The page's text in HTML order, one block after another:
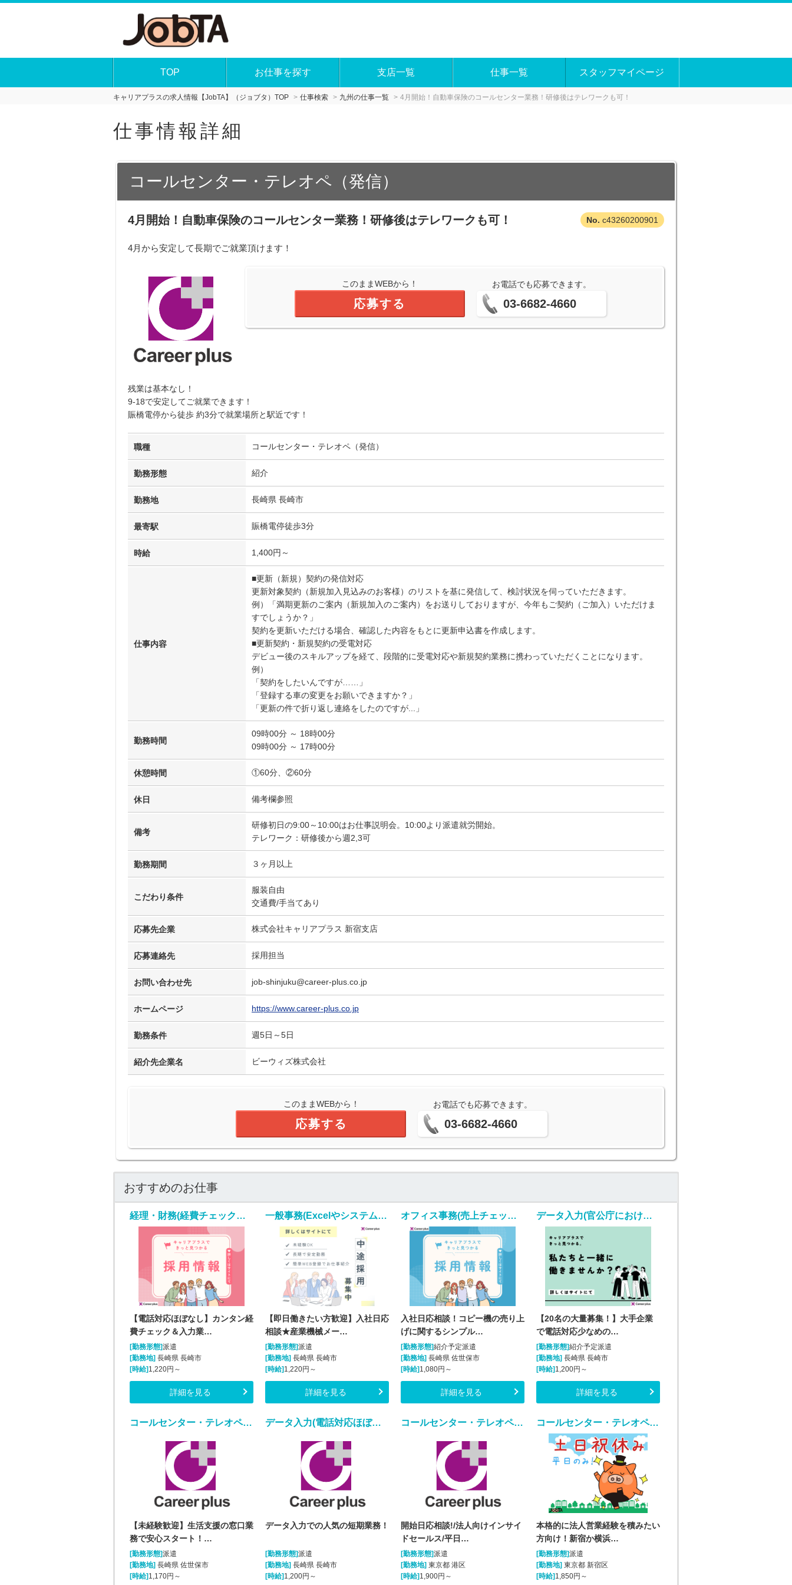
TOP お仕事を探す 支店一覧 仕事一覧 スタッフマイページ
キャリアプラスの求人情報【JobTA】（ジョブタ）TOP 仕事検索 九州の仕事一覧 4月開始！自動車保険のコールセンター業務！研修後はテレワークも可！
仕事情報詳細
コールセンター・テレオペ（発信）
c43260200901
4月開始！自動車保険のコールセンター業務！研修後はテレワークも可！
4月から安定して長期でご就業頂けます！
このままWEBから！
応募する
お電話でも応募できます。
03-6682-4660
残業は基本なし！
9-18で安定してご就業できます！
賑橋電停から徒歩 約3分で就業場所と駅近です！
職種 コールセンター・テレオペ（発信）
勤務形態 紹介
勤務地 長崎県 長崎市
最寄駅 賑橋電停徒歩3分
時給 1,400円～
仕事内容
■更新（新規）契約の発信対応
更新対象契約（新規加入見込みのお客様）のリストを基に発信して、検討状況を伺っていただきます。
例）「満期更新のご案内（新規加入のご案内）をお送りしておりますが、今年もご契約（ご加入）いただけま
すでしょうか？」
契約を更新いただける場合、確認した内容をもとに更新申込書を作成します。
■更新契約・新規契約の受電対応
デビュー後のスキルアップを経て、段階的に受電対応や新規契約業務に携わっていただくことになります。
例）
「契約をしたいんですが……」
「登録する車の変更をお願いできますか？」
「更新の件で折り返し連絡をしたのですが...」
勤務時間
09時00分 ～ 18時00分
09時00分 ～ 17時00分
休憩時間 ①60分、②60分
休日 備考欄参照
備考
研修初日の9:00～10:00はお仕事説明会。10:00より派遣就労開始。
テレワーク：研修後から週2,3可
勤務期間 ３ヶ月以上
こだわり条件
服装自由
交通費/手当てあり
応募先企業 株式会社キャリアプラス 新宿支店
応募連絡先 採用担当
お問い合わせ先 job-shinjuku@career-plus.co.jp
ホームページ https://www.career-plus.co.jp
勤務条件 週5日～5日
紹介先企業名 ビーウィズ株式会社
このままWEBから！
応募する
お電話でも応募できます。
03-6682-4660
おすすめのお仕事
経理・財務(経費チェック・入力業務)
【電話対応ほぼなし】カンタン経
費チェック＆入力業…
[勤務形態]派遣
[勤務地] 長崎県 長崎市
[時給] 1,220円～
詳細を見る
一般事務(Excelやシステムを使用しての入金照合・入力業務)
【即日働きたい方歓迎】入社日応
相談★産業機械メー…
[勤務形態]派遣
[勤務地] 長崎県 長崎市
[時給] 1,220円～
詳細を見る
オフィス事務(売上チェック事務/入社日応相談/土日祝休み)
入社日応相談！コピー機の売り上
げに関するシンプル…
[勤務形態]紹介予定派遣
[勤務地] 長崎県 佐世保市
[時給] 1,080円～
詳細を見る
データ入力(官公庁における各種書類の確認)
【20名の大量募集！】大手企業
で電話対応少なめの…
[勤務形態]紹介予定派遣
[勤務地] 長崎県 長崎市
[時給] 1,200円～
詳細を見る
コールセンター・テレオペ（受信）(生活支援に関する問合せ窓口/平日のみ)
【未経験歓迎】生活支援の窓口業
務で安心スタート！…
[勤務形態]派遣
[勤務地] 長崎県 佐世保市
[時給] 1,170円～
データ入力(電話対応ほぼ無しの短期データ入力業務)
データ入力での人気の短期業務！
[勤務形態]派遣
[勤務地] 長崎県 長崎市
[時給] 1,200円～
コールセンター・テレオペ（発信）(ビッグデータを扱うIT企業での法人向けインサイドセールス)
開始日応相談!/法人向けインサイ
ドセールス/平日…
[勤務形態]派遣
[勤務地] 東京都 港区
[時給] 1,900円～
コールセンター・テレオペ（発信）(法人向けアウトバウンド業務/週5/9~18時)
本格的に法人営業経験を積みたい
方向け！新宿か横浜…
[勤務形態]派遣
[勤務地] 東京都 新宿区
[時給] 1,850円～